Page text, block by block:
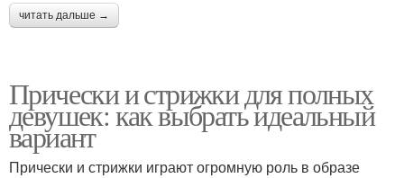
читать дальше →
Прически и стрижки для полных
девушек: как выбрать идеальный
вариант
Прически и стрижки играют огромную роль в образе